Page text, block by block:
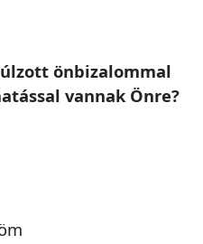
önbizalommal
vannak Önre?